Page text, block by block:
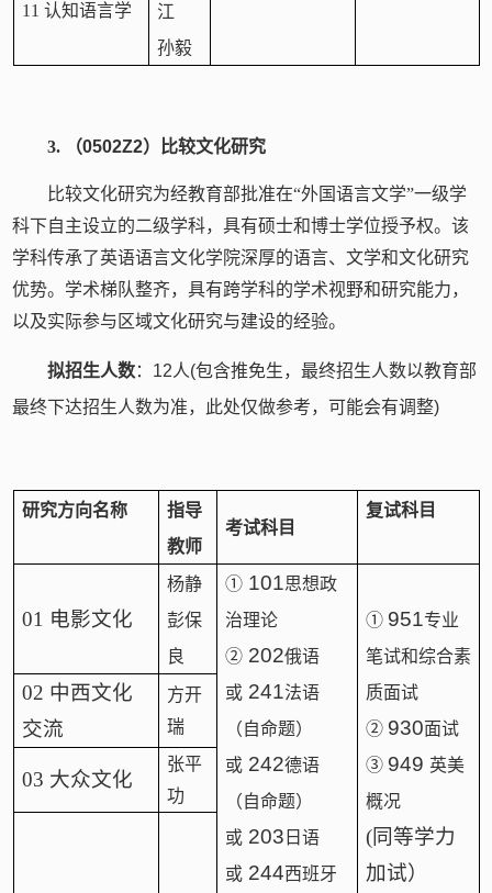
11 认知语言学
江
孙毅
3. （0502Z2）比较文化研究
比较文化研究为经教育部批准在“外国语言文学”一级学
科下自主设立的二级学科，具有硕士和博士学位授予权。该
学科传承了英语语言文化学院深厚的语言、文学和文化研究
优势。学术梯队整齐，具有跨学科的学术视野和研究能力，
以及实际参与区域文化研究与建设的经验。
拟招生人数： 12人(包含推免生，最终招生人数以教育部
最终下达招生人数为准，此处仅做参考，可能会有调整)
研究方向名称
指导
教师
考试科目
复试科目
01 电影文化
杨静
彭保
良
①101思想政
治理论
②202俄语
或241法语
（自命题）
或242德语
（自命题）
或203 日语
或244西班牙
① 951专业
笔试和综合素
质面试
② 930面试
③ 949 英美
概况
(同等学力
加试）
02 中西文化
交流
方开
瑞
03 大众文化
张平
功